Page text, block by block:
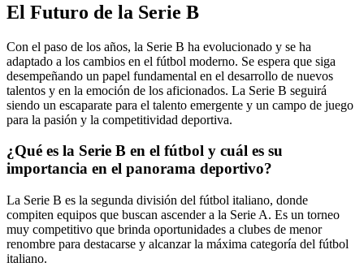
El Futuro de la Serie B
Con el paso de los años, la Serie B ha evolucionado y se ha
adaptado a los cambios en el fútbol moderno. Se espera que siga
desempeñando un papel fundamental en el desarrollo de nuevos
talentos y en la emoción de los aficionados. La Serie B seguirá
siendo un escaparate para el talento emergente y un campo de juego
para la pasión y la competitividad deportiva.
¿Qué es la Serie B en el fútbol y cuál es su
importancia en el panorama deportivo?
La Serie B es la segunda división del fútbol italiano, donde
compiten equipos que buscan ascender a la Serie A. Es un torneo
muy competitivo que brinda oportunidades a clubes de menor
renombre para destacarse y alcanzar la máxima categoría del fútbol
italiano.